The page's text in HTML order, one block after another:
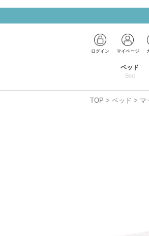
ログイン マイページ
ベッド
Bed
TOP ベッド マ